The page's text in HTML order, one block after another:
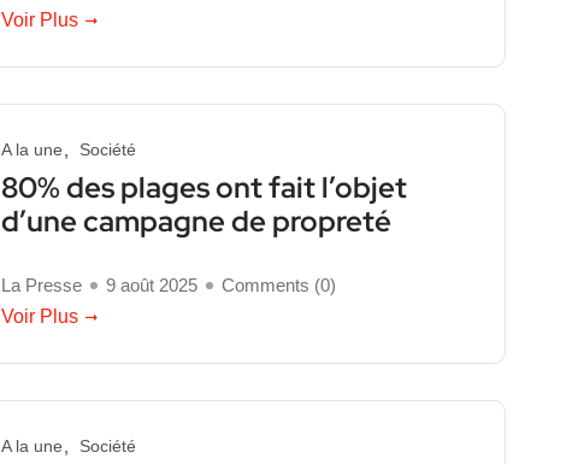
Voir Plus
A la une Société
80% des plages ont fait l’objet
d’une campagne de propreté
La Presse 9 août 2025 Comments (0)
Voir Plus
A la une Société